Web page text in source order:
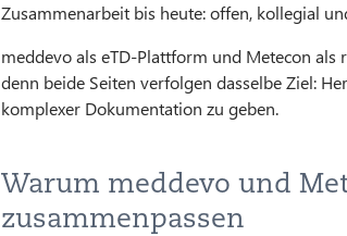
Zusammenarbeit bis heute: offen, kollegial
meddevo als eTD-Plattform und Metecon
denn beide Seiten verfolgen dasselbe Ziel:
komplexer Dokumentation zu geben.
Warum meddevo und
zusammenpassen